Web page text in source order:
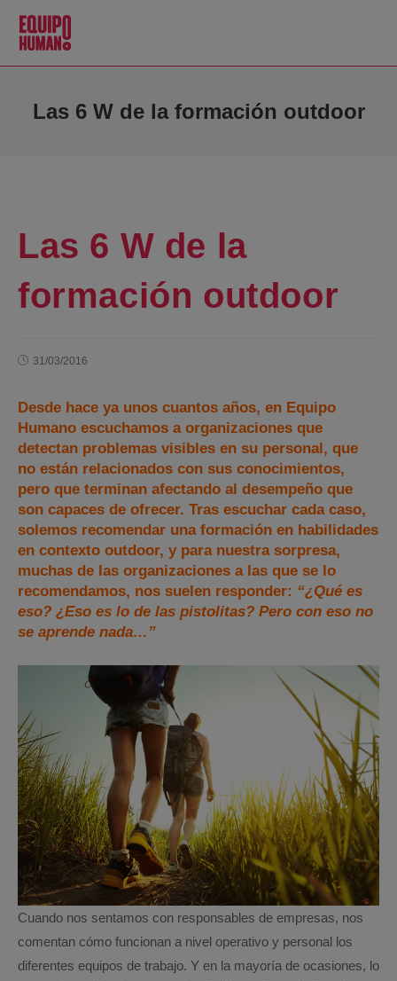
Las 6 W de la formación outdoor
Las 6 W de la
formación outdoor
31/03/2016
Desde hace ya unos cuantos años, en Equipo
Humano escuchamos a organizaciones que
detectan problemas visibles en su personal, que
no están relacionados con sus conocimientos,
pero que terminan afectando al desempeño que
son capaces de ofrecer. Tras escuchar cada caso,
solemos recomendar una formación en habilidades
en contexto outdoor, y para nuestra sorpresa,
muchas de las organizaciones a las que se lo
recomendamos, nos suelen responder: “¿Qué es
eso? ¿Eso es lo de las pistolitas? Pero con eso no
se aprende nada…”
Cuando nos sentamos con responsables de empresas, nos
comentan cómo funcionan a nivel operativo y personal los
diferentes equipos de trabajo. Y en la mayoría de ocasiones, lo